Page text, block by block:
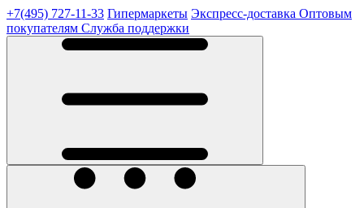
+7(495) 727-11-33 Гипермаркеты Экспресс-доставка Оптовым
покупателям Служба поддержки